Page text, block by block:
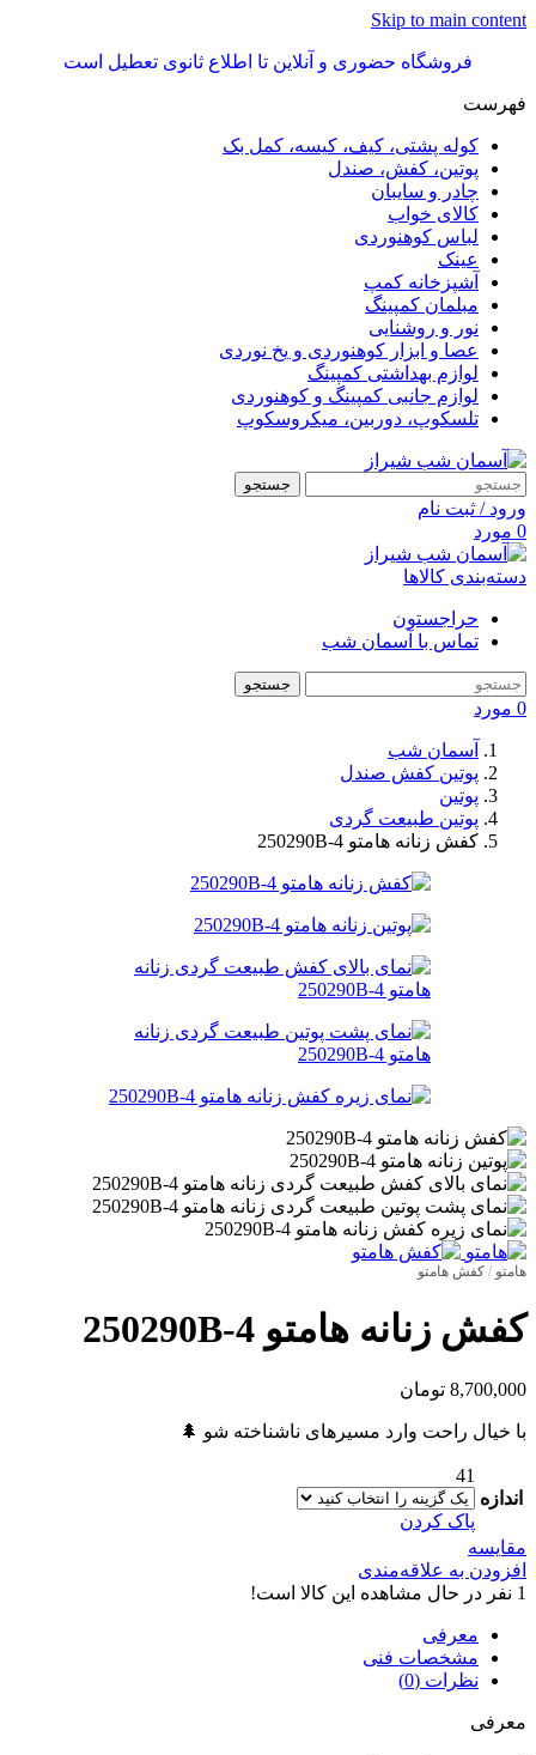
Skip to main content
فروشگاه حضوری و آنلاین تا اطلاع ثانوی تعطیل است
فهرست
کوله پشتی، کیف، کیسه، کمل بک
پوتین، کفش، صندل
چادر و سایبان
کالای خواب
لباس کوهنوردی
عینک
آشپزخانه کمپ
مبلمان کمپینگ
نور و روشنایی
عصا و ابزار کوهنوردی و یخ نوردی
لوازم بهداشتی کمپینگ
لوازم جانبی کمپینگ و کوهنوردی
تلسکوپ، دوربین، میکروسکوپ
جستجو
ورود / ثبت نام
0 مورد
دسته‌بندی کالاها
حراجستون
تماس با آسمان شب
جستجو
0 مورد
آسمان شب
پوتین کفش صندل
پوتین
پوتین طبیعت گردی
کفش زنانه هامتو 250290B-4
هامتو / کفش هامتو
کفش زنانه هامتو 250290B-4
8,700,000 تومان
با خیال راحت وارد مسیرهای ناشناخته شو 🌲
اندازه
41
پاک کردن
مقایسه
افزودن به علاقه‌مندی
1 نفر در حال مشاهده این کالا است!
معرفی
مشخصات فنی
نظرات (0)
معرفی